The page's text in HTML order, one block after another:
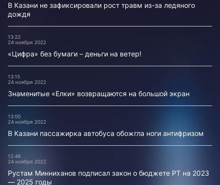
В Казани не зафиксировали рост травм из-за ледяного
дождя
13:22
24 ноября 2022
«Цифра» без бумаги – деньги на ветер!
13:15
24 ноября 2022
Знаменитые «Елки» возвращаются на большой экран
13:00
24 ноября 2022
В Казани пассажирка автобуса обожгла ноги антифризом
12:46
24 ноября 2022
Рустам Минниханов подписал закон о бюджете РТ на 2023
— 2025 годы